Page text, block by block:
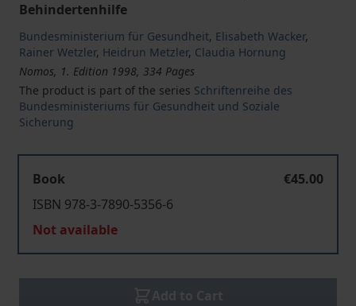
Behindertenhilfe
Bundesministerium für Gesundheit, Elisabeth Wacker,
Rainer Wetzler, Heidrun Metzler, Claudia Hornung
Nomos, 1. Edition 1998, 334 Pages
The product is part of the series Schriftenreihe des
Bundesministeriums für Gesundheit und Soziale
Sicherung
Book
€45.00
ISBN 978-3-7890-5356-6
Not available
Add to Cart